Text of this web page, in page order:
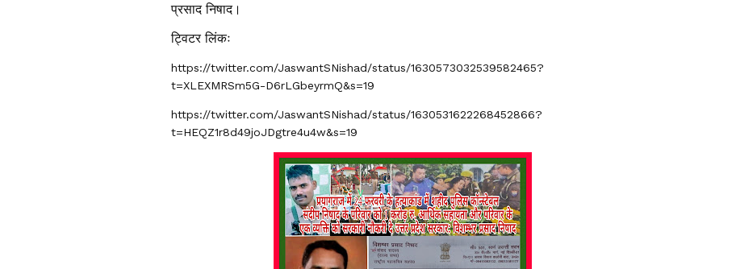
प्रसाद निषाद।
ट्विटर लिंकः
https://twitter.com/JaswantSNishad/status/1630573032539582465?
t=XLEXMRSm5G-D6rLGbeyrmQ&s=19
https://twitter.com/JaswantSNishad/status/1630531622268452866?
t=HEQZ1r8d49joJDgtre4u4w&s=19